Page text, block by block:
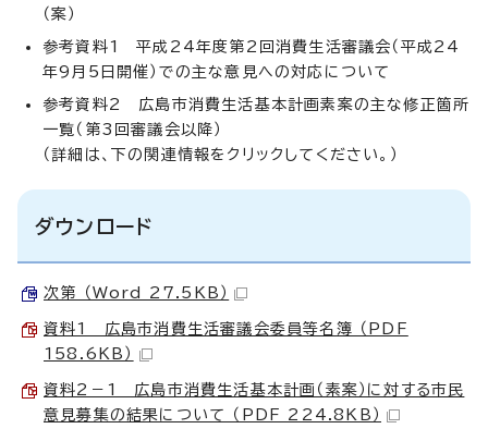
（案）
参考資料1 平成24年度第2回消費生活審議会（平成24
年9月5日開催）での主な意見への対応について
参考資料2 広島市消費生活基本計画素案の主な修正箇所
一覧（第3回審議会以降）
（詳細は、下の関連情報をクリックしてください。）
ダウンロード
次第 （Word 27.5KB）
資料1 広島市消費生活審議会委員等名簿 （PDF
158.6KB）
資料2－1 広島市消費生活基本計画（素案）に対する市民
意見募集の結果について （PDF 224.8KB）